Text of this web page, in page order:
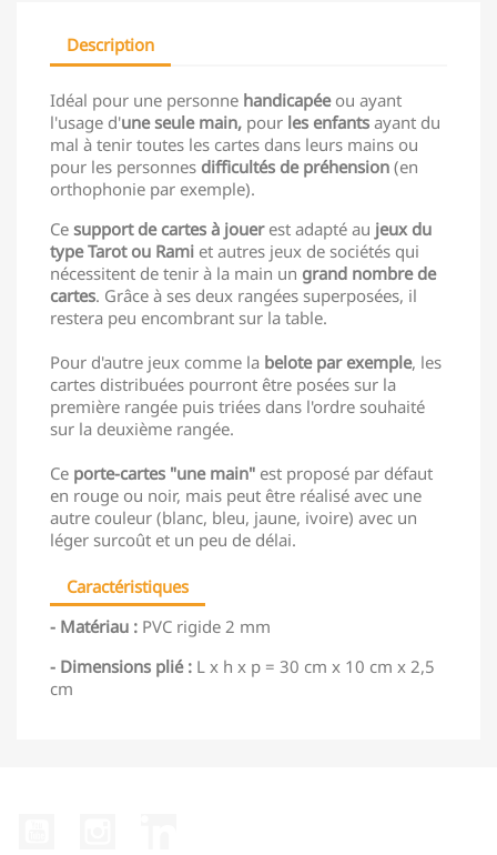
Description
Idéal pour une personne handicapéeou ayant
l'usage d'une seule main, pour les enfants ayant du
mal à tenir toutes les cartes dans leurs mains ou
pour les personnes difficultés de préhension (en
orthophonie par exemple).
Ce support de cartes à jouerest adapté au jeux du
type Tarot ou Rami et autres jeux de sociétés qui
nécessitent de tenir à la main un grand nombre de
cartes. Grâce à ses deux rangées superposées, il
restera peu encombrant sur la table.
Pour d'autre jeux comme la belote par exemple, les
cartes distribuées pourront être posées sur la
première rangée puis triées dans l'ordre souhaité
sur la deuxième rangée.
Ce porte-cartes "une main" est proposé par défaut
en rouge ou noir, mais peut être réalisé avec une
autre couleur (blanc, bleu, jaune, ivoire) avec un
léger surcoût et un peu de délai.
Caractéristiques
- Matériau : PVC rigide 2 mm
- Dimensions plié : L x h x p = 30 cm x 10 cm x 2,5
cm